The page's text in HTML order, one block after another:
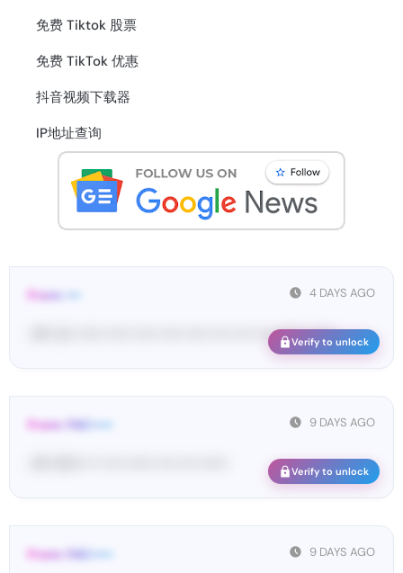
免费 Tiktok 股票
免费 TikTok 优惠
抖音视频下载器
IP地址查询
4 DAYS AGO
From: •••
<#• im• •••••• ••••• ••••• ••••• ••••• •••• •••• •••• •••••• ••••••
Verify to unlock
9 DAYS AGO
From: FAC•••••
Verify to unlock
9 DAYS AGO
From: FAC•••••